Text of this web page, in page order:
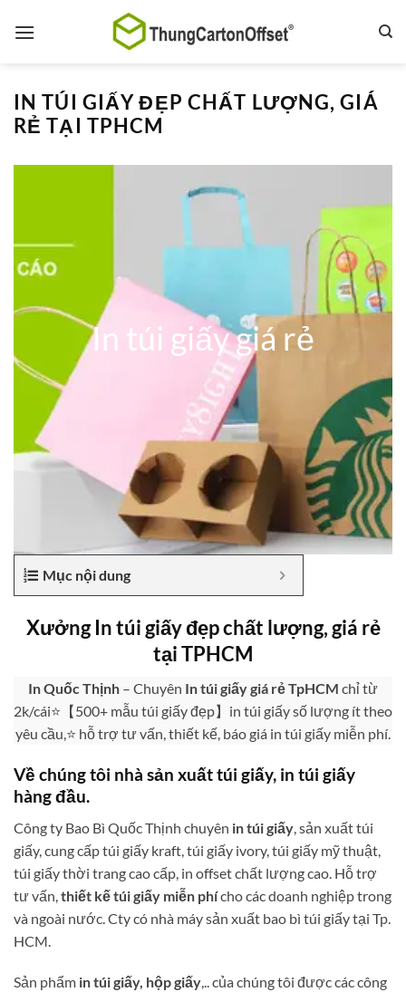
qua
IN TÚI GIẤY ĐẸP CHẤT LƯỢNG, GIÁ
RẺ TẠI TPHCM
In túi giấy giá rẻ
Mục nội dung
Xưởng In túi giấy đẹp chất lượng, giá rẻ
tại TPHCM
In Quốc Thịnh – Chuyên In túi giấy giá rẻ TpHCM chỉ từ
2k/cái⭐【500+ mẫu túi giấy đẹp】in túi giấy số lượng ít theo
yêu cầu,⭐ hỗ trợ tư vấn, thiết kế, báo giá in túi giấy miễn phí.
Về chúng tôi nhà sản xuất túi giấy, in túi giấy
hàng đầu.
Công ty Bao Bì Quốc Thịnh chuyên in túi giấy , sản xuất túi
giấy, cung cấp túi giấy kraft, túi giấy ivory, túi giấy mỹ thuật,
túi giấy thời trang cao cấp, in offset chất lượng cao. Hỗ trợ
tư vấn, thiết kế túi giấy miễn phícho các doanh nghiệp trong
và ngoài nước. Cty có nhà máy sản xuất bao bì túi giấy tại Tp.
HCM.
Sản phẩm in túi giấy, hộp giấy,.. của chúng tôi được các công